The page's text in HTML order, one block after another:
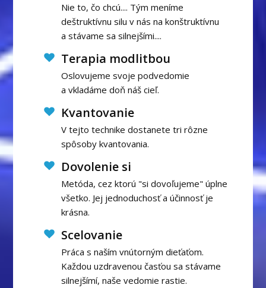
Nie to, čo chcú.... Tým meníme
deštruktívnu silu v nás na konštruktívnu
a stávame sa silnejšími....
Terapia modlitbou
Oslovujeme svoje podvedomie
a vkladáme doň náš cieľ.
Kvantovanie
V tejto technike dostanete tri rôzne
spôsoby kvantovania.
Dovolenie si
Metóda, cez ktorú "si dovoľujeme" úplne
všetko. Jej jednoduchosť a účinnosť je
krásna.
Scelovanie
Práca s naším vnútorným dieťaťom.
Každou uzdravenou časťou sa stávame
silnejšímí, naše vedomie rastie.